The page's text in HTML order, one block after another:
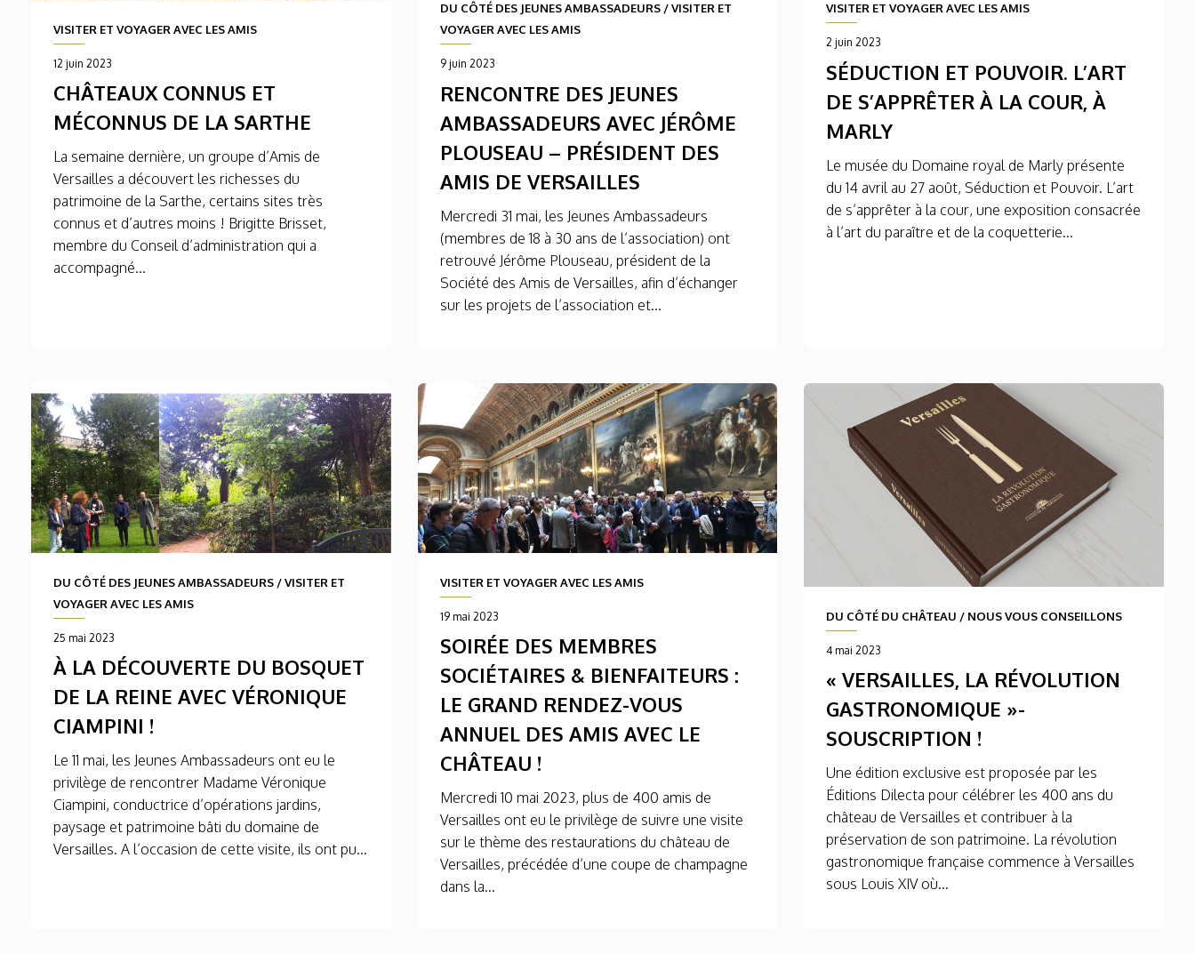
VISITER ET VOYAGER AVEC LES AMIS
12 juin 2023
CHÂTEAUX CONNUS ET
MÉCONNUS DE LA SARTHE
La semaine dernière, un groupe d’Amis de
Versailles a découvert les richesses du
patrimoine de la Sarthe, certains sites très
connus et d’autres moins ! Brigitte Brisset,
membre du Conseil d’administration qui a
accompagné...
DU CÔTÉ DES JEUNES AMBASSADEURS/VISITER ET
VOYAGER AVEC LES AMIS
9 juin 2023
RENCONTRE DES JEUNES
AMBASSADEURS AVEC JÉRÔME
PLOUSEAU – PRÉSIDENT DES
AMIS DE VERSAILLES
Mercredi 31 mai, les Jeunes Ambassadeurs
(membres de 18 à 30 ans de l’association) ont
retrouvé Jérôme Plouseau, président de la
Société des Amis de Versailles, afin d’échanger
sur les projets de l’association et...
VISITER ET VOYAGER AVEC LES AMIS
2 juin 2023
SÉDUCTION ET POUVOIR. L’ART
DE S’APPRÊTER À LA COUR, À
MARLY
Le musée du Domaine royal de Marly présente
du 14 avril au 27 août, Séduction et Pouvoir. L’art
de s’apprêter à la cour, une exposition consacrée
à l’art du paraître et de la coquetterie...
DU CÔTÉ DES JEUNES AMBASSADEURS /VISITER ET
VOYAGER AVEC LES AMIS
25 mai 2023
À LA DÉCOUVERTE DU BOSQUET
DE LA REINE AVEC VÉRONIQUE
CIAMPINI !
Le 11 mai, les Jeunes Ambassadeurs ont eu le
privilège de rencontrer Madame Véronique
Ciampini, conductrice d’opérations jardins,
paysage et patrimoine bâti du domaine de
Versailles. A l’occasion de cette visite, ils ont pu...
VISITER ET VOYAGER AVEC LES AMIS
19 mai 2023
SOIRÉE DES MEMBRES
SOCIÉTAIRES & BIENFAITEURS :
LE GRAND RENDEZ-VOUS
ANNUEL DES AMIS AVEC LE
CHÂTEAU !
Mercredi 10 mai 2023, plus de 400 amis de
Versailles ont eu le privilège de suivre une visite
sur le thème des restaurations du château de
Versailles, précédée d’une coupe de champagne
dans la...
DU CÔTÉ DU CHÂTEAU / NOUS VOUS CONSEILLONS
4 mai 2023
« VERSAILLES, LA RÉVOLUTION
GASTRONOMIQUE »-
SOUSCRIPTION !
Une édition exclusive est proposée par les
Éditions Dilecta pour célébrer les 400 ans du
château de Versailles et contribuer à la
préservation de son patrimoine. La révolution
gastronomique française commence à Versailles
sous Louis XIV où...